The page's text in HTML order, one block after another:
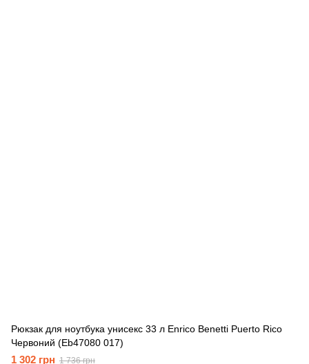
Рюкзак для ноутбука унисекс 33 л Enrico Benetti Puerto Rico
Червоний (Eb47080 017)
1 302 грн 1 736 грн